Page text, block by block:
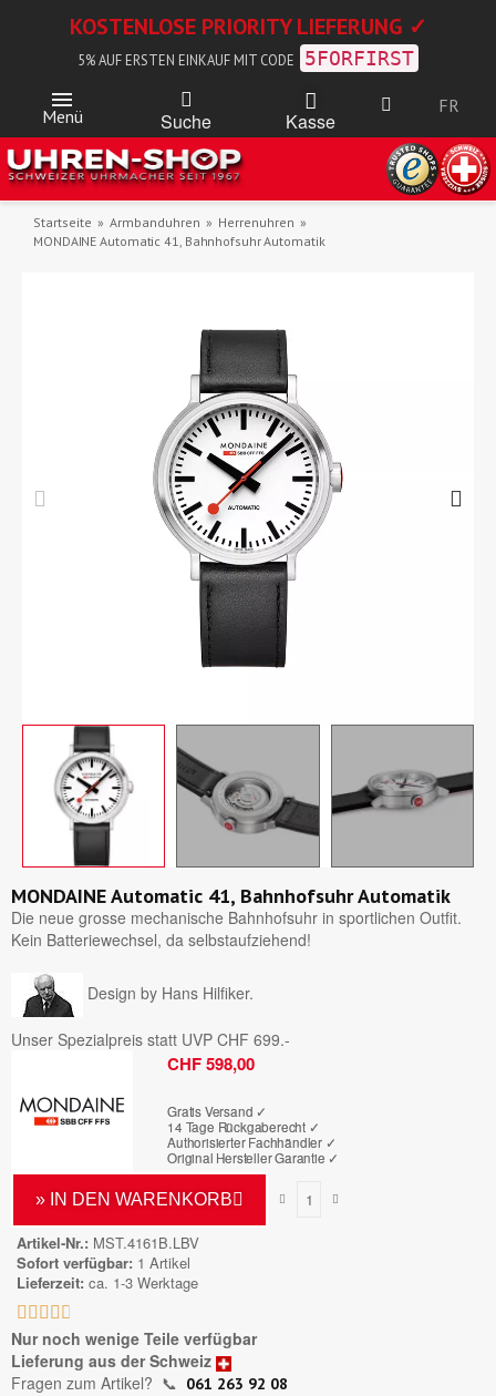
KOSTENLOSE PRIORITY LIEFERUNG ✓
5% AUF ERSTEN EINKAUF MIT CODE 5FORFIRST
Menü Suche Kasse
FR
Startseite Armbanduhren
Herrenuhren
MONDAINE Automatic 41, Bahnhofsuhr Automatik
MONDAINE Automatic 41, Bahnhofsuhr Automatik
Die neue grosse mechanische Bahnhofsuhr in sportlichen Outfit.
Kein Batteriewechsel, da selbstaufziehend!
Design by Hans Hilfiker.
Unser Spezialpreis statt UVP CHF 699.-
CHF 598,00
Gratis Versand ✓
14 Tage Rückgaberecht ✓
Authorisierter Fachhändler ✓
Original Hersteller Garantie ✓
» IN DEN WARENKORB
Artikel-Nr. MST.4161B.LBV
Sofort verfügbar 1 Artikel
Lieferzeit ca. 1-3 Werktage
    
Nur noch wenige Teile verfügbar
Lieferung aus der Schweiz
Fragen zum Artikel? 📞 061 263 92 08